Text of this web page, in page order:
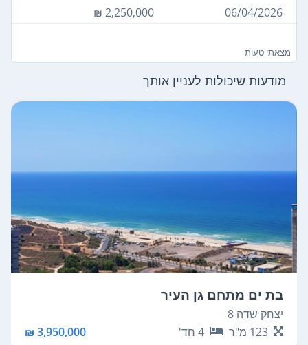
06/04/2026
2,250,000 ₪
מצאתי טעות
מודעות שיכולות לעניין אותך
בת ים מתחם גן העיר
יצחק שדה 8
123 מ"ר 4 חד' 3,950,000 ₪